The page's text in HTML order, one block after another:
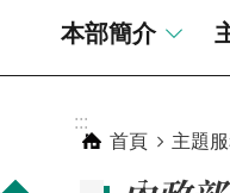
本部簡介
:::
首頁
主題